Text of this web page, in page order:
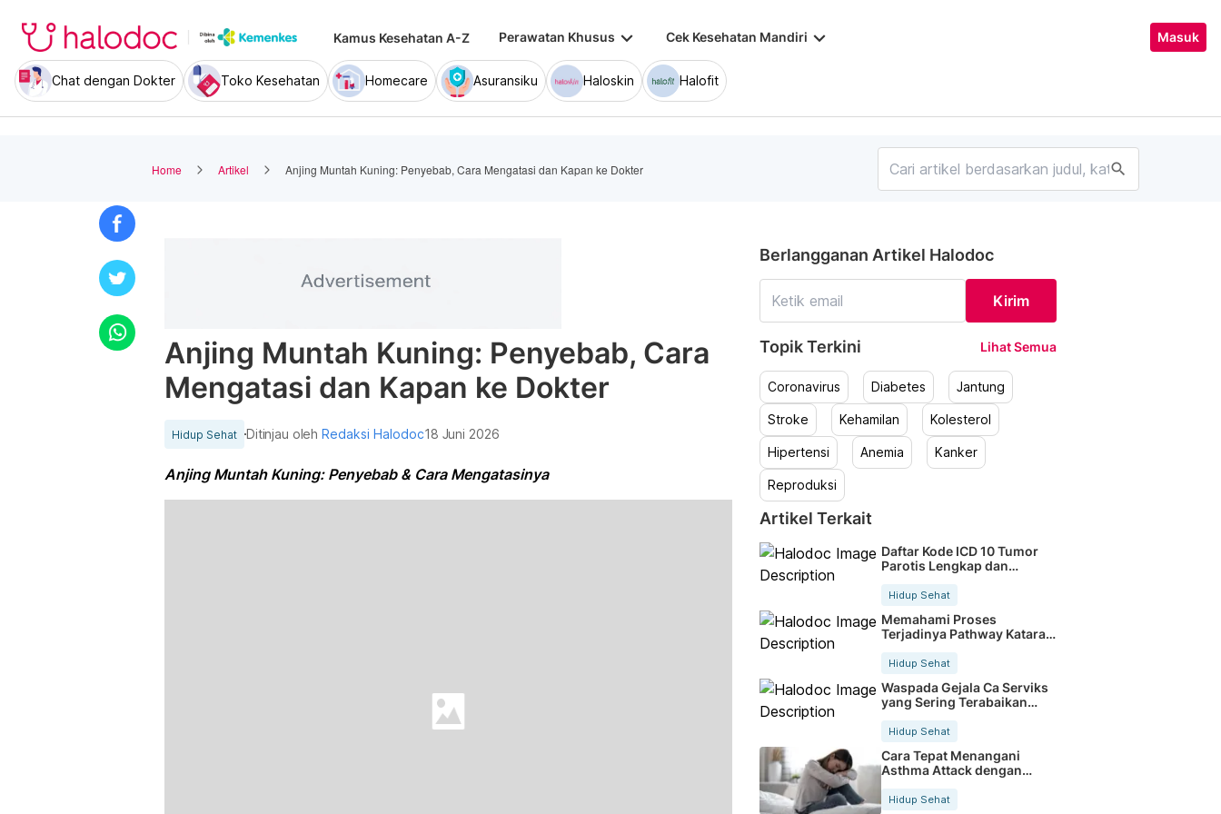
Kamus Kesehatan A-Z Perawatan Khusus keyboard_arrow_down Cek Kesehatan Mandiri keyboard_arrow_down Masuk
Chat dengan Dokter Toko Kesehatan Homecare Asuransiku Haloskin Halofit
Home Artikel Anjing Muntah Kuning: Penyebab, Cara Mengatasi dan Kapan ke Dokter search
Anjing Muntah Kuning: Penyebab, Cara
Mengatasi dan Kapan ke Dokter
Hidup Sehat Ditinjau olehRedaksi Halodoc18 Juni 2026
Anjing Muntah Kuning: Penyebab & Cara Mengatasinya
Berlangganan Artikel Halodoc
Kirim
Topik Terkini Lihat Semua
Coronavirus Diabetes Jantung
Stroke Kehamilan Kolesterol
Hipertensi Anemia Kanker
Reproduksi
Artikel Terkait
Daftar Kode ICD 10 Tumor
Parotis Lengkap dan
Hidup Sehat
Memahami Proses
Terjadinya Pathway Katarak
Hidup Sehat
Waspada Gejala Ca Serviks
yang Sering Terabaikan
Hidup Sehat
Cara Tepat Menangani
Asthma Attack dengan
Hidup Sehat